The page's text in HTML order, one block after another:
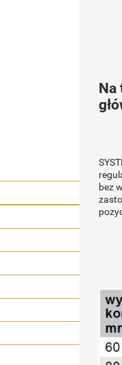
Na
bez